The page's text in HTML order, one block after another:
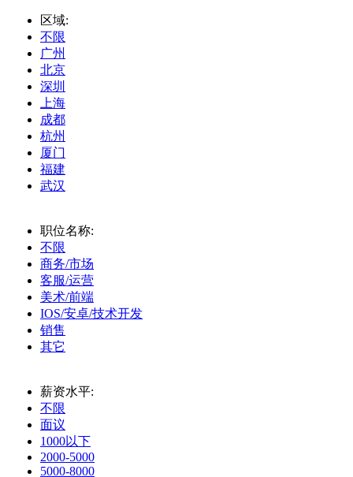
区域:
不限
广州
北京
深圳
上海
成都
杭州
厦门
福建
武汉
职位名称:
不限
商务/市场
客服/运营
美术/前端
IOS/安卓/技术开发
销售
其它
薪资水平:
不限
面议
1000以下
2000-5000
5000-8000